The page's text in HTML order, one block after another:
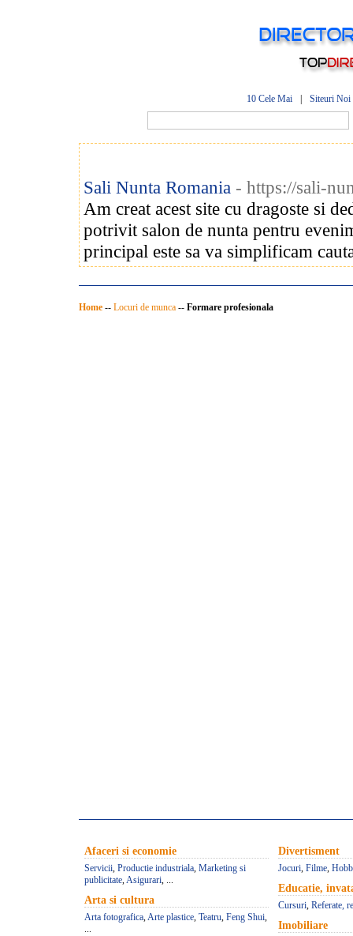
10 Cele Mai Siteuri Noi
Sali Nunta Romania - https://sali-
Am creat acest site cu dragoste si
potrivit salon de nunta pentru
principal este sa va simplificam
Home -- Locuri de munca -- Formare profesionala
Afaceri si economie
Servicii, Productie industriala, Marketing si
publicitate,Asigurari, ...
Arta si cultura
Arta fotografica,Arte plastice, Teatru, Feng Shui,
...
Divertisment
Jocuri, Filme,
Educatie,
Cursuri, Referate,
Imobiliare